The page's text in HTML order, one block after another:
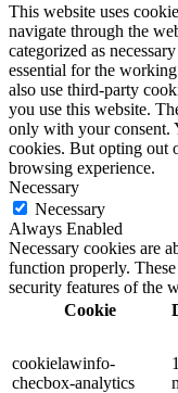
This website uses
navigate through the
categorized as
essential for the
also use third-party
you use this website.
only with your consent.
cookies. But opting out
browsing experience.
Necessary
Necessary
Always Enabled
Necessary cookies are
function properly.
security features of the
Cookie
cookielawinfo-
checbox-analytics